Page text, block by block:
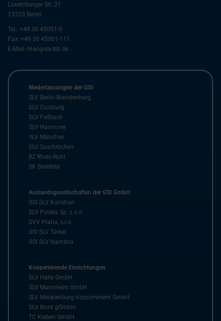
Luxemburger Str. 21
13353 Berlin
Tel.: +49 30 45001-0
Fax: +49 30 45001-111
E-Mail: mail@slv-bb.de
Niederlassungen der GSI
SLV Berlin-Brandenburg
SLV Duisburg
SLV Fellbach
SLV Hannover
SLV München
SLV Saarbrücken
BZ Rhein-Ruhr
SK Bielefeld
Auslandsgesellschaften der GSI GmbH
GSI SLV Kunshan
SLV Polska Sp. z.o.o
SVV Praha, s.r.o.
GSI SLV Türkei
GSI SLV Namibia
Kooperierende Einrichtungen
SLV Halle GmbH
SLV Mannheim GmbH
SLV Mecklenburg-Vorpommern GmbH
SLV Nord gGmbH
TC Kleben GmbH